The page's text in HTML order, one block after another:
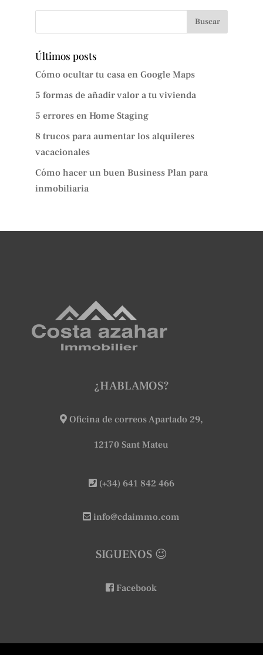
Últimos posts
Cómo ocultar tu casa en Google Maps
5 formas de añadir valor a tu vivienda
5 errores en Home Staging
8 trucos para aumentar los alquileres
vacacionales
Cómo hacer un buen Business Plan para
inmobiliaria
¿HABLAMOS?
Oficina de correos Apartado 29,
12170 Sant Mateu
(+34) 641 842 466
info@cdaimmo.com
SIGUENOS 😉
Facebook